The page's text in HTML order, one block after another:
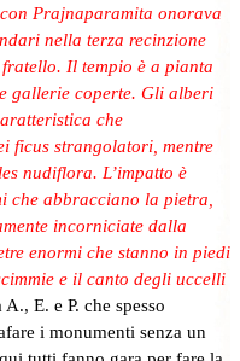
Prajnaparamita onorava
nella terza recinzione
fratello. Il tempio è a pianta
gallerie coperte. Gli alberi
che
ficus strangolatori, mentre
nudiflora. L’impatto è
che abbracciano la pietra,
incorniciate dalla
enormi che stanno in piedi
e il canto degli uccelli
E. e P. che spesso
i monumenti senza un